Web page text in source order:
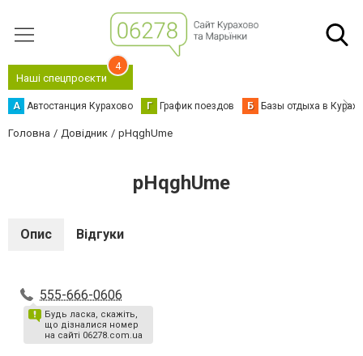
Наші спецпроєкти
4
А Автостанция Курахово Г График поездов Б Базы отдыха в
Головна Довідник pHqghUme
pHqghUme
Опис Відгуки
555-666-0606
Будь ласка, скажіть,
що дізналися номер
на сайті 06278.com.ua